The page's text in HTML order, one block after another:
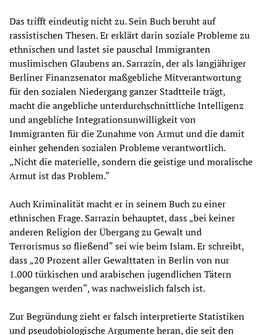
Das trifft eindeutig nicht zu. Sein Buch beruht auf
rassistischen Thesen. Er erklärt darin soziale Probleme zu
ethnischen und lastet sie pauschal Immigranten
muslimischen Glaubens an. Sarrazin, der als langjähriger
Berliner Finanzsenator maßgebliche Mitverantwortung
für den sozialen Niedergang ganzer Stadtteile trägt,
macht die angebliche unterdurchschnittliche Intelligenz
und angebliche Integrationsunwilligkeit von
Immigranten für die Zunahme von Armut und die damit
einher gehenden sozialen Probleme verantwortlich.
„Nicht die materielle, sondern die geistige und moralische
Armut ist das Problem.“
Auch Kriminalität macht er in seinem Buch zu einer
ethnischen Frage. Sarrazin behauptet, dass „bei keiner
anderen Religion der Übergang zu Gewalt und
Terrorismus so fließend“ sei wie beim Islam. Er schreibt,
dass „20 Prozent aller Gewalttaten in Berlin von nur
1.000 türkischen und arabischen jugendlichen Tätern
begangen werden“, was nachweislich falsch ist.
Zur Begründung zieht er falsch interpretierte Statistiken
und pseudobiologische Argumente heran, die seit den